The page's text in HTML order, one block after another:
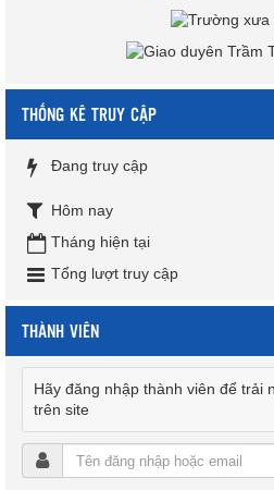
THỐNG KÊ TRUY CẬP
Đang truy cập
Hôm nay
Tháng hiện tại
Tổng lượt truy cập
THÀNH VIÊN
Hãy đăng nhập thành viên để trải
trên site